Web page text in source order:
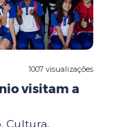
1007 visualizações
visitam a
Cultura,